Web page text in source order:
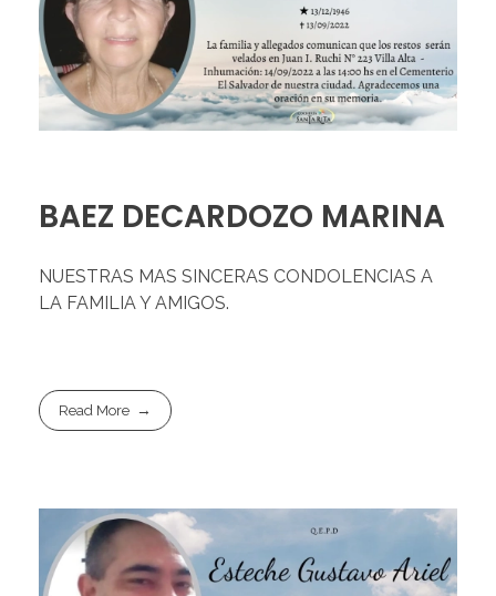
BAEZ DECARDOZO MARINA
NUESTRAS MAS SINCERAS CONDOLENCIAS A
LA FAMILIA Y AMIGOS.
Read More